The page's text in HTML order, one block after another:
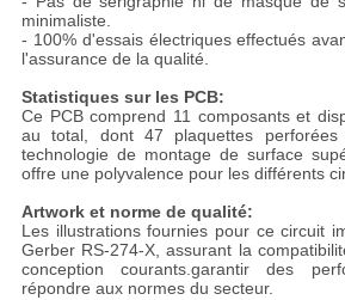
minimaliste.
- 100% d'essais électriques effectués
l'assurance de la qualité.
Statistiques sur les PCB:
Ce PCB comprend 11 composants et
au total, dont 47 plaquettes
technologie de montage de surface
offre une polyvalence pour les différents
Artwork et norme de qualité:
Les illustrations fournies pour ce circuit
Gerber RS-274-X, assurant la
conception courants.garantir des
répondre aux normes du secteur.